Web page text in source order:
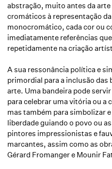
abstração, muito antes da
cromáticos à representação
monocromático, cada cor ou
imediatamente referências
repetidamente na criação
A sua ressonância política e
primordial para a inclusão das
arte. Uma bandeira pode
para celebrar uma vitória ou
mas também para simbolizar
liberdade guiando o povo ou
pintores impressionistas e
marcantes, assim como as
Gérard Fromanger e Mounir